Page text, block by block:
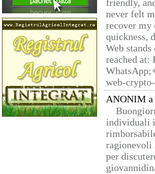
friendly,
never felt
recover my
quickness,
Web
reached at:
web-
ANONIM a
individuali
ragionevoli
per